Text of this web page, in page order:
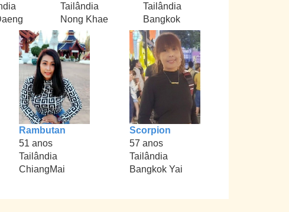
Tailândia
Nong Khae
Tailândia
Bangkok
Rambutan
51 anos
Tailândia
ChiangMai
Scorpion
57 anos
Tailândia
Bangkok Yai